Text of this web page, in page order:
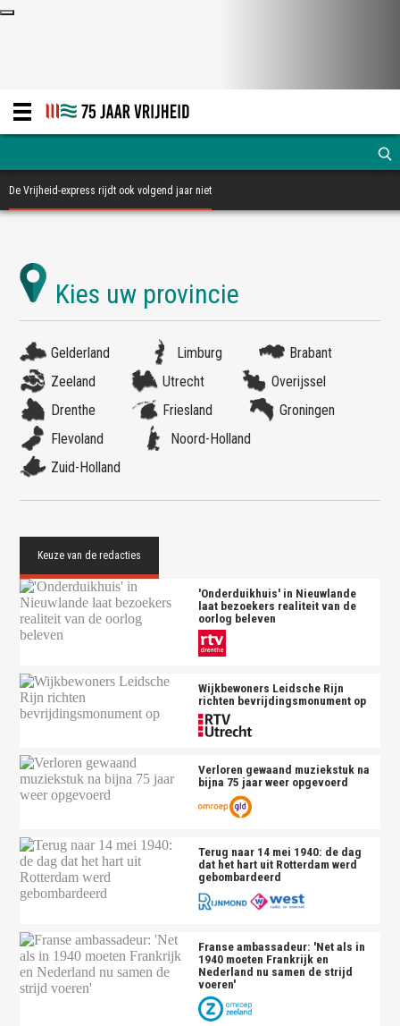
De Vrijheid-express rijdt ook volgend jaar niet
Gelderland Limburg
Brabant
Zeeland
Utrecht
Overijssel
Drenthe
Friesland
Groningen
Flevoland
Noord-Holland
Zuid-Holland
'Onderduikhuis' in Nieuwlande
laat bezoekers realiteit van de
oorlog beleven
Wijkbewoners Leidsche Rijn
richten bevrijdingsmonument op
Verloren gewaand muziekstuk na
bijna 75 jaar weer opgevoerd
Terug naar 14 mei 1940: de dag
dat het hart uit Rotterdam werd
gebombardeerd
Franse ambassadeur: 'Net als in
1940 moeten Frankrijk en
Nederland nu samen de strijd
voeren'